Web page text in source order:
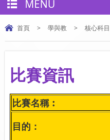
MENU
首頁 > 學與教 > 核心科目
比賽資訊
比賽名稱︰
目的：